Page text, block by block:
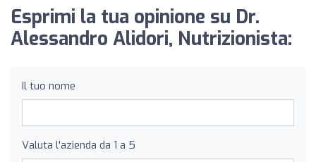
Esprimi la tua opinione su Dr.
Alessandro Alidori, Nutrizionista:
Il tuo nome
Valuta l'azienda da 1 a 5